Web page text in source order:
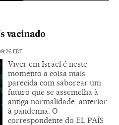
vacinado
EDT
Viver em Israel é neste
momento a coisa mais
parecida com saborear um
futuro que se assemelha à
antiga normalidade, anterior
à pandemia. O
correspondente do EL PAÍS